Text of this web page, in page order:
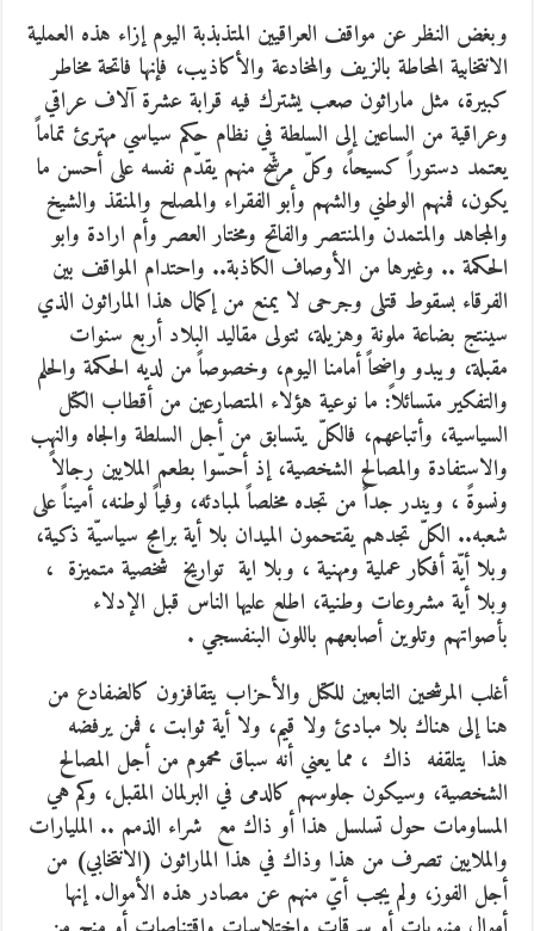
وبغض النظر عن مواقف العراقيين المتذبذبة اليوم إزاء هذه العملية
الانتخابية المحاطة بالزيف والمخادعة والأكاذيب، فإنها فاتحة مخاطر
كبيرة، مثل ماراثون صعب يشترك فيه قرابة عشرة آلاف عراقي
وعراقية من الساعين إلى السلطة في نظام حكم سياسي مهترئ تماماً
يعتمد دستوراً كسيحاً، وكلّ مرشّح منهم يقدّم نفسه على أحسن ما
يكون، فمنهم الوطني والشهم وأبو الفقراء والمصلح والمنقذ والشيخ
والمجاهد والمتمدن والمنتصر والفاتح ومختار العصر وأم ارادة وابو
الحكمة .. وغيرها من الأوصاف الكاذبة.. واحتدام المواقف بين
الفرقاء بسقوط قتلى وجرحى لا يمنع من إكمال هذا الماراثون الذي
سينتج بضاعة ملونة وهزيلة، تتولى مقاليد البلاد أربع سنوات
مقبلة، ويبدو واضحاً أمامنا اليوم، وخصوصاً من لديه الحكمة والحلم
والتفكير متسائلاً: ما نوعية هؤلاء المتصارعين من أقطاب الكتل
السياسية، وأتباعهم، فالكلّ يتسابق من أجل السلطة والجاه والنهب
والاستفادة والمصالح الشخصية، إذ أحسّوا بطعم الملايين رجالاً
ونسوةً ، ويندر جداً من تجده مخلصاً لمبادئه، وفياً لوطنه، أميناً على
شعبه.. الكلّ تجدهم يقتحمون الميدان بلا أية برامج سياسيّة ذكية،
وبلا أيّة أفكار عملية ومهنية ، وبلا اية تواريخ شخصية متميزة ،
وبلا أية مشروعات وطنية، اطلع عليها الناس قبل الإدلاء
بأصواتهم وتلوين أصابعهم باللون البنفسجي .
أغلب المرشحين التابعين للكتل والأحزاب يتقافزون كالضفادع من
هنا إلى هناك بلا مبادئ ولا قيم، ولا أية ثوابت ، فمن يرفضه
هذا يتلقفه ذاك ، مما يعني أنه سباق محموم من أجل المصالح
الشخصية، وسيكون جلوسهم كالدمى في البرلمان المقبل، وكم هي
المساومات حول تسلسل هذا أو ذاك مع شراء الذمم .. المليارات
والملايين تصرف من هذا وذاك في هذا الماراثون (الانتخابي) من
أجل الفوز، ولم يجب أيّ منهم عن مصادر هذه الأموال. إنها